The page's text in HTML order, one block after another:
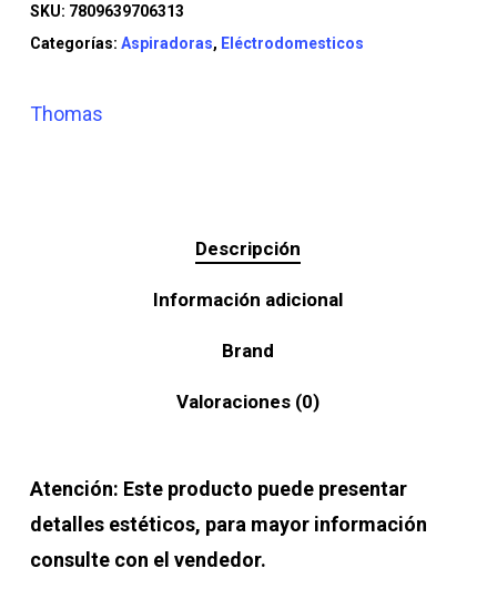
SKU: 7809639706313
Categorías: Aspiradoras, Eléctrodomesticos
Thomas
Descripción
Información adicional
Brand
Valoraciones (0)
Atención: Este producto puede presentar
detalles estéticos, para mayor información
consulte con el vendedor.